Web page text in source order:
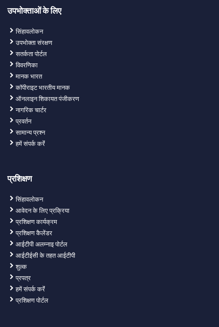
उपभोक्ताओं के लिए
सिंहावलोकन
उपभोक्ता संरक्षण
सतर्कता पोर्टल
विवरणिका
मानक भारत
कॉपीराइट भारतीय मानक
ऑनलाइन शिकायत पंजीकरण
नागरिक चार्टर
प्रवर्तन
सामान्य प्रश्न
हमें संपर्क करेंं
प्रशिक्षण
सिंहावलोकन
आवेदन के लिए प्रक्रिया
प्रशिक्षण कार्यक्रम
प्रशिक्षण कैलेंडर
आईटीपी अलम्नाइ पोर्टल
आईटीईसी के तहत आईटीपी
शुल्क
प्रपत्र
हमें संपर्क करेंं
प्रशिक्षण पोर्टल